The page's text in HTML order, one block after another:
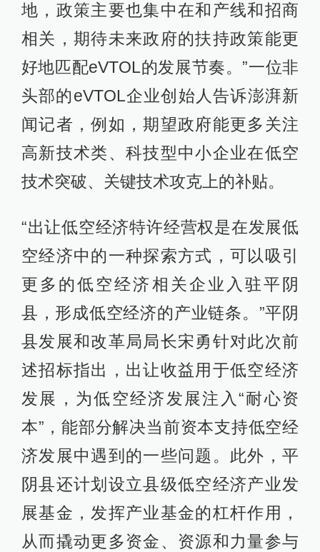
地，政策主要也集中在和产线和招商
相关，期待未来政府的扶持政策能更
好地匹配eVTOL的发展节奏。”一位非
头部的eVTOL企业创始人告诉澎湃新
闻记者，例如，期望政府能更多关注
高新技术类、科技型中小企业在低空
技术突破、关键技术攻克上的补贴。
“出让低空经济特许经营权是在发展低
空经济中的一种探索方式，可以吸引
更多的低空经济相关企业入驻平阴
县，形成低空经济的产业链条。”平阴
县发展和改革局局长宋勇针对此次前
述招标指出，出让收益用于低空经济
发展，为低空经济发展注入“耐心资
本”，能部分解决当前资本支持低空经
济发展中遇到的一些问题。此外，平
阴县还计划设立县级低空经济产业发
展基金，发挥产业基金的杠杆作用，
从而撬动更多资金、资源和力量参与